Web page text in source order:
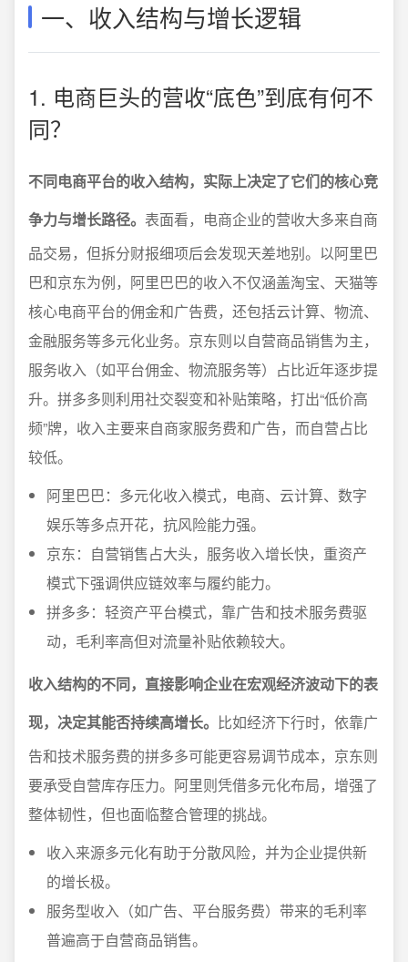
一、收入结构与增长逻辑
1. 电商巨头的营收“底色”到底有何不
同？
不同电商平台的收入结构，实际上决定了它们的核心竞
争力与增长路径。 表面看，电商企业的营收大多来自商
品交易，但拆分财报细项后会发现天差地别。以阿里巴
巴和京东为例，阿里巴巴的收入不仅涵盖淘宝、天猫等
核心电商平台的佣金和广告费，还包括云计算、物流、
金融服务等多元化业务。京东则以自营商品销售为主，
服务收入（如平台佣金、物流服务等）占比近年逐步提
升。拼多多则利用社交裂变和补贴策略，打出“低价高
频”牌，收入主要来自商家服务费和广告，而自营占比
较低。
阿里巴巴：多元化收入模式，电商、云计算、数字
娱乐等多点开花，抗风险能力强。
京东：自营销售占大头，服务收入增长快，重资产
模式下强调供应链效率与履约能力。
拼多多：轻资产平台模式，靠广告和技术服务费驱
动，毛利率高但对流量补贴依赖较大。
收入结构的不同，直接影响企业在宏观经济波动下的表
现，决定其能否持续高增长。 比如经济下行时，依靠广
告和技术服务费的拼多多可能更容易调节成本，京东则
要承受自营库存压力。阿里则凭借多元化布局，增强了
整体韧性，但也面临整合管理的挑战。
收入来源多元化有助于分散风险，并为企业提供新
的增长极。
服务型收入（如广告、平台服务费）带来的毛利率
普遍高于自营商品销售。